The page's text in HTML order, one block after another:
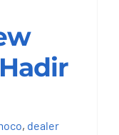
, dealer